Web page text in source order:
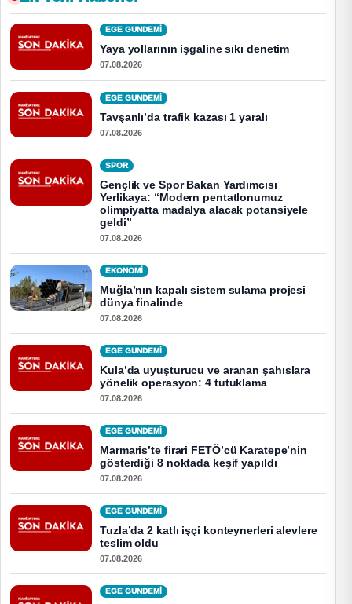
EGE GUNDEMİ
Yaya yollarının işgaline sıkı denetim
07.08.2026
EGE GUNDEMİ
Tavşanlı’da trafik kazası 1 yaralı
07.08.2026
SPOR
Gençlik ve Spor Bakan Yardımcısı
Yerlikaya: “Modern pentatlonumuz
olimpiyatta madalya alacak potansiyele
geldi”
07.08.2026
EKONOMI
Muğla’nın kapalı sistem sulama projesi
dünya finalinde
07.08.2026
EGE GUNDEMİ
Kula’da uyuşturucu ve aranan şahıslara
yönelik operasyon: 4 tutuklama
07.08.2026
EGE GUNDEMİ
Marmaris’te firari FETÖ’cü Karatepe’nin
gösterdiği 8 noktada keşif yapıldı
07.08.2026
EGE GUNDEMİ
Tuzla’da 2 katlı işçi konteynerleri alevlere
teslim oldu
07.08.2026
EGE GUNDEMİ